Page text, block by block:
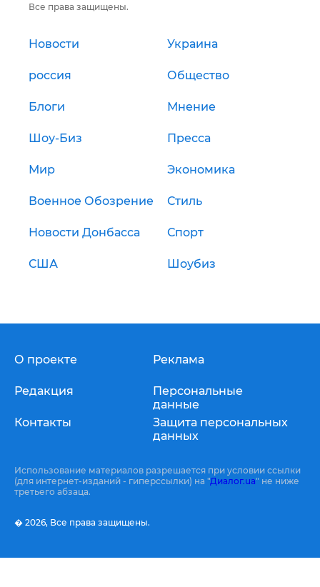
Все права защищены.
Новости Украина
россия Общество
Блоги Мнение
Шоу-Биз Пресса
Мир Экономика
Военное Обозрение Стиль
Новости Донбасса Спорт
США Шоубиз
О проекте
Редакция
Контакты
Реклама
Персональные
данные
Защита персональных
данных
Использование материалов разрешается при условии ссылки
(для интернет-изданий - гиперссылки) на "Диалог.ua" не ниже
третьего абзаца.
� 2026, Все права защищены.